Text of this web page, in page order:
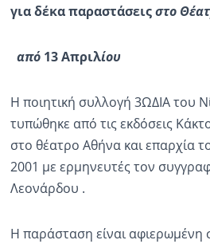
για δέκα παραστάσειςστο
από 13 Απριλίου
Η ποιητική συλλογή 3ΩΔΙΑ του
τυπώθηκε από τις εκδόσεις
στο θέατρο Αθήνα και επαρχία
2001 με ερμηνευτές τον
Λεονάρδου .
Η παράσταση είναι αφιερωμένη